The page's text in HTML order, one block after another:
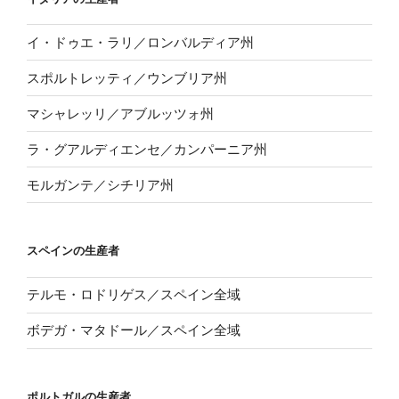
イ・ドゥエ・ラリ／ロンバルディア州
スポルトレッティ／ウンブリア州
マシャレッリ／アブルッツォ州
ラ・グアルディエンセ／カンパーニア州
モルガンテ／シチリア州
スペインの生産者
テルモ・ロドリゲス／スペイン全域
ボデガ・マタドール／スペイン全域